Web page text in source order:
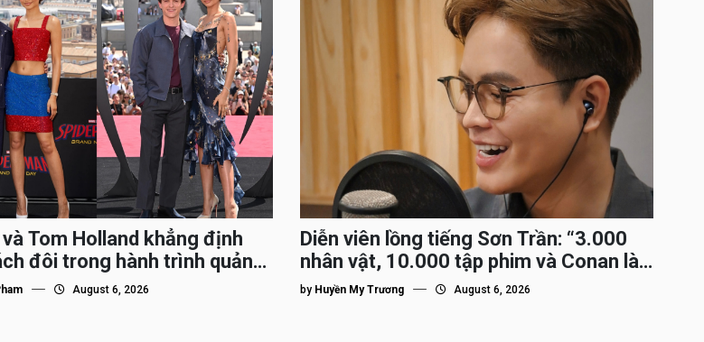
Tom Holland khẳng định
đôi trong hành trình quảng
Man
August 6, 2026
Diễn viên lồng tiếng Sơn Trần: “3.000
nhân vật, 10.000 tập phim và Conan là
nhân vật gắn bó lâu nhất”
by Huyền My Trương August 6, 2026